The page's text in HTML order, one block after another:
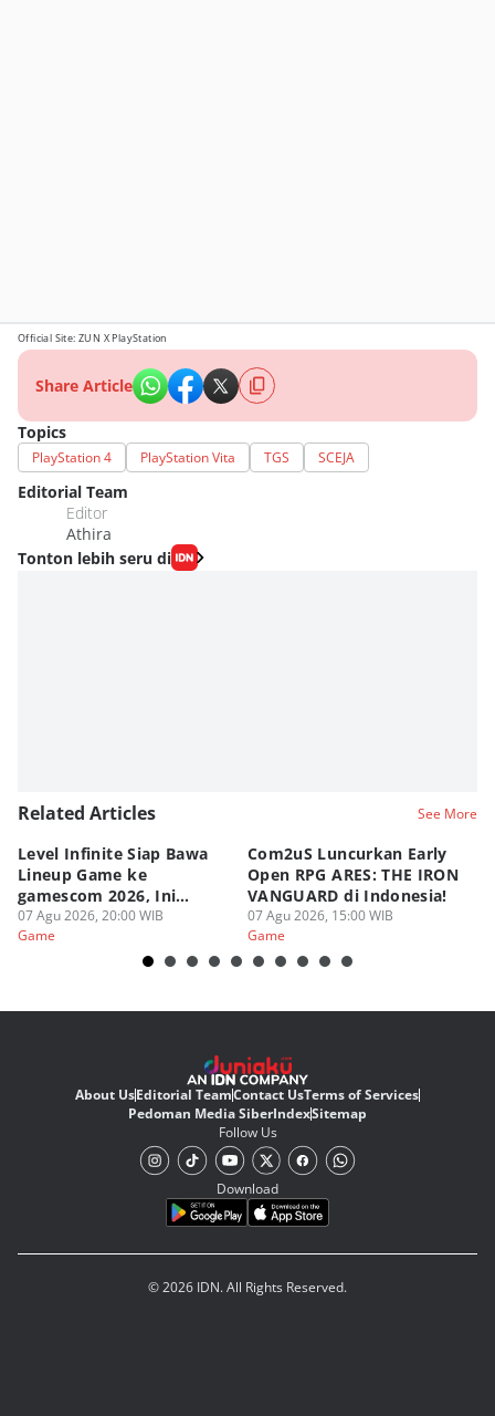
Official Site: ZUN X PlayStation
Share Article
Topics
PlayStation 4 PlayStation Vita TGS SCEJA
Editorial Team
Editor
Athira
Tonton lebih seru di
Related Articles See More
Level Infinite Siap Bawa
Lineup Game ke
gamescom 2026, Ini
Judulnya!
07 Agu 2026, 20:00 WIB
Game
Com2uS Luncurkan Early
Open RPG ARES: THE IRON
VANGUARD di Indonesia!
07 Agu 2026, 15:00 WIB
Game
About UsEditorial TeamContact UsTerms of Services
Pedoman Media SiberIndexSitemap
Follow Us
Download
© 2026 IDN. All Rights Reserved.